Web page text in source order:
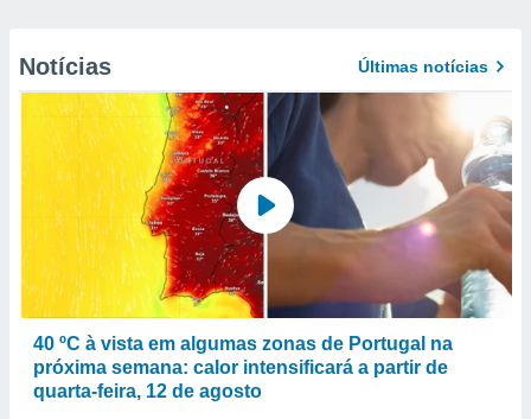
Notícias Últimas notícias
40 ºC à vista em algumas zonas de Portugal na
próxima semana: calor intensificará a partir de
quarta-feira, 12 de agosto